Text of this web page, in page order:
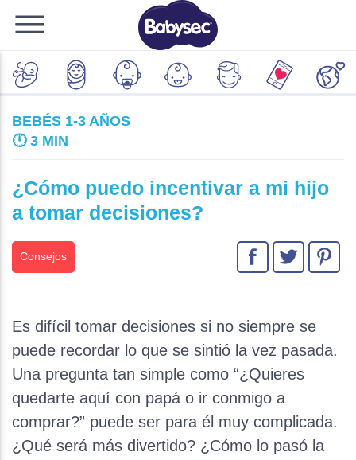
BEBÉS 1-3 AÑOS
🕛 3 MIN
¿Cómo puedo incentivar a mi hijo
a tomar decisiones?
Consejos
Es difícil tomar decisiones si no siempre se
puede recordar lo que se sintió la vez pasada.
Una pregunta tan simple como “¿Quieres
quedarte aquí con papá o ir conmigo a
comprar?” puede ser para él muy complicada.
¿Qué será más divertido? ¿Cómo lo pasó la